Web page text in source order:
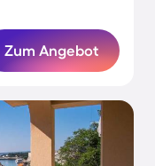
Zum Angebot